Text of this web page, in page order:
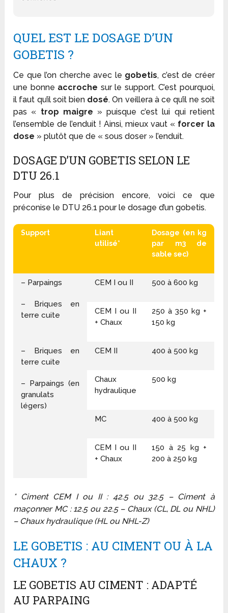
QUEL EST LE DOSAGE D’UN
GOBETIS ?
Ce que l’on cherche avec le gobetis, c’est de créer
une bonne accroche sur le support. C’est pourquoi,
il faut qu’il soit bien dosé. On veillera à ce qu’il ne soit
pas « trop maigre » puisque c’est lui qui retient
l’ensemble de l’enduit ! Ainsi, mieux vaut « forcer la
dose » plutôt que de « sous doser » l’enduit.
DOSAGE D’UN GOBETIS SELON LE
DTU 26.1
Pour plus de précision encore, voici ce que
préconise le DTU 26.1 pour le dosage d’un gobetis.
Support
Liant
utilisé*
Dosage (en kg
par m3de
sable sec)
– Parpaings
– Briques en
terre cuite
CEM I ou II 500 à 600 kg
CEM I ou II
+ Chaux
250 à 350 kg +
150 kg
– Briques en
terre cuite
– Parpaings (en
granulats
légers)
CEM II 400 à 500 kg
Chaux
hydraulique
500 kg
MC 400 à 500 kg
CEM I ou II
+ Chaux
150 à 25 kg +
200 à 250 kg
* Ciment CEM I ou II : 42.5 ou 32.5 – Ciment à
maçonner MC : 12.5 ou 22.5 – Chaux (CL, DL ou NHL)
– Chaux hydraulique (HL ou NHL-Z)
LE GOBETIS : AU CIMENT OU À LA
CHAUX ?
LE GOBETIS AU CIMENT : ADAPTÉ
AU PARPAING